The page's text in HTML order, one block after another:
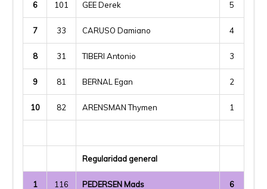
6 101 GEE Derek 5
7 33 CARUSO Damiano 4
8 31 TIBERI Antonio 3
9 81 BERNAL Egan 2
10 82 ARENSMAN Thymen 1
Regularidad general
1 116 PEDERSEN Mads 6